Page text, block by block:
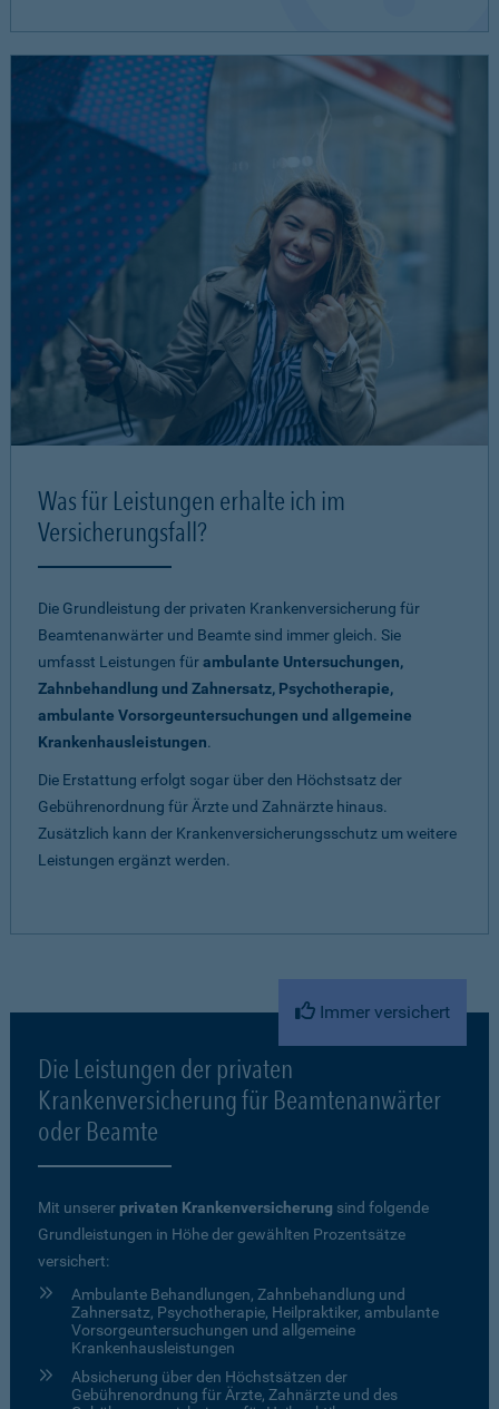
Was für Leistungen erhalte ich im
Versicherungsfall?
Die Grundleistung der privaten Krankenversicherung für
Beamtenanwärter und Beamte sind immer gleich. Sie
umfasst Leistungen fürambulante Untersuchungen,
Zahnbehandlung und Zahnersatz, Psychotherapie,
ambulante Vorsorgeuntersuchungen und allgemeine
Krankenhausleistungen.
Die Erstattung erfolgt sogar über den Höchstsatz der
Gebührenordnung für Ärzte und Zahnärzte hinaus.
Zusätzlich kann der Krankenversicherungsschutz um weitere
Leistungen ergänzt werden.
Immer versichert
Die Leistungen der privaten
Krankenversicherung für Beamtenanwärter
oder Beamte
Mit unserer privaten Krankenversicherung sind folgende
Grundleistungen in Höhe der gewählten Prozentsätze
versichert:
Ambulante Behandlungen, Zahnbehandlung und
Zahnersatz, Psychotherapie, Heilpraktiker, ambulante
Vorsorgeuntersuchungen und allgemeine
Krankenhausleistungen
Absicherung über den Höchstsätzen der
Gebührenordnung für Ärzte, Zahnärzte und des